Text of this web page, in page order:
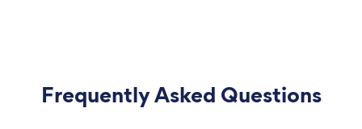
Frequently Asked Questions